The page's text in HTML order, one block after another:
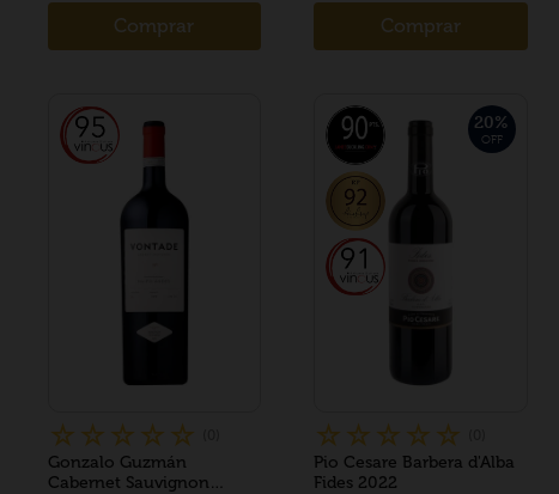
Comprar Comprar
☆ ☆ ☆ ☆ ☆
Gonzalo Guzmán
Cabernet Sauvignon
20%
OFF
☆ ☆ ☆ ☆ ☆
Pio Cesare Barbera d'Alba
Fides 2022